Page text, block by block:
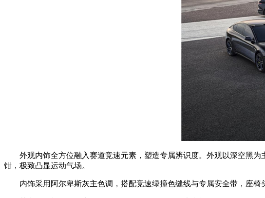
外观内饰全方位融入赛道竞速元素，塑造专属辨识度。外观以深空黑为
钳，极致凸显运动气场。
内饰采用阿尔卑斯灰主色调，搭配竞速绿撞色缝线与专属安全带，座椅